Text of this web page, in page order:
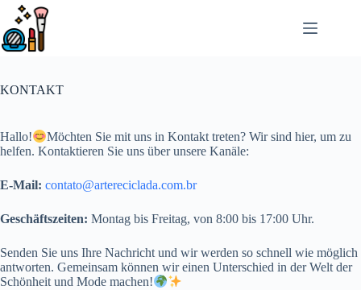
Passer
contenu
KONTAKT
Hallo!
Möchten Sie mit uns in Kontakt treten? Wir sind hier, um zu
helfen. Kontaktieren Sie uns über unsere Kanäle:
E-Mail: contato@artereciclada.com.br
Geschäftszeiten: Montag bis Freitag, von 8:00 bis 17:00 Uhr.
Senden Sie uns Ihre Nachricht und wir werden so schnell wie möglich
antworten. Gemeinsam können wir einen Unterschied in der Welt der
Schönheit und Mode machen!